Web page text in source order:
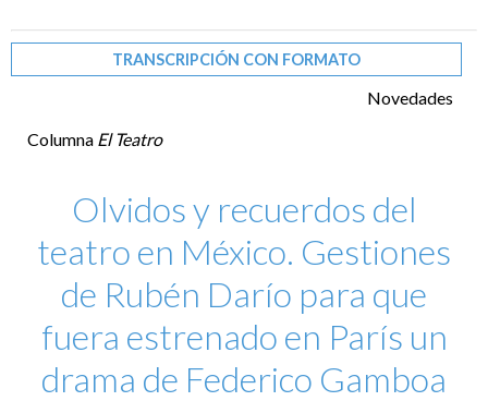
TRANSCRIPCIÓN CON FORMATO
Novedades
Columna El Teatro
Olvidos y recuerdos del
teatro en México. Gestiones
de Rubén Darío para que
fuera estrenado en París un
drama de Federico Gamboa